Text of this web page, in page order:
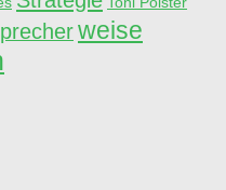
weise